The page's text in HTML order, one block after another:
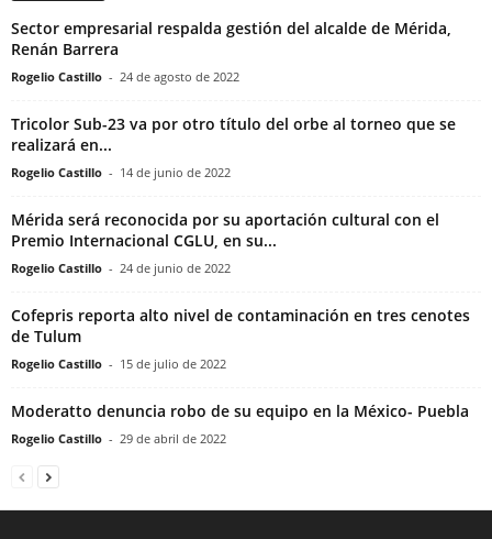
Sector empresarial respalda gestión del alcalde de Mérida,
Renán Barrera
Rogelio Castillo - 24 de agosto de 2022
Tricolor Sub-23 va por otro título del orbe al torneo que se
realizará en...
Rogelio Castillo - 14 de junio de 2022
Mérida será reconocida por su aportación cultural con el
Premio Internacional CGLU, en su...
Rogelio Castillo - 24 de junio de 2022
Cofepris reporta alto nivel de contaminación en tres cenotes
de Tulum
Rogelio Castillo - 15 de julio de 2022
Moderatto denuncia robo de su equipo en la México- Puebla
Rogelio Castillo - 29 de abril de 2022